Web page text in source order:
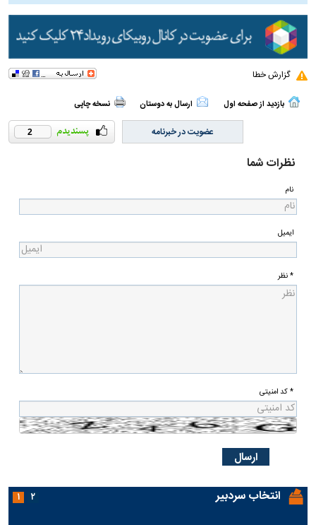
گزارش خطا
بازدید از صفحه اول ارسال به دوستان نسخه چاپی
2 عضویت در خبرنامه
نظرات شما
نام
ایمیل
* نظر
* کد امنیتی
انتخاب سردبیر ۱ ۲